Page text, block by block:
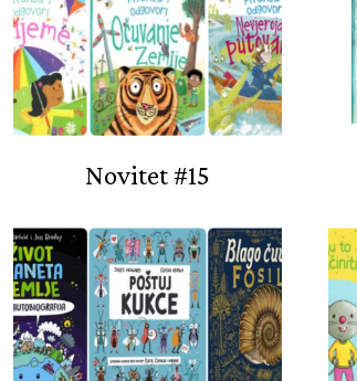
Novitet #15